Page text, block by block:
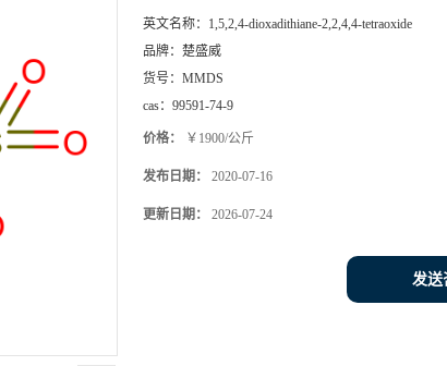
英文名称： 1,5,2,4-dioxadithiane-2,2,4,4-tetraoxide
品牌： 楚盛威
货号： MMDS
cas： 99591-74-9
价格： ￥1900/公斤
发布日期： 2020-07-16
更新日期： 2026-07-24
发送